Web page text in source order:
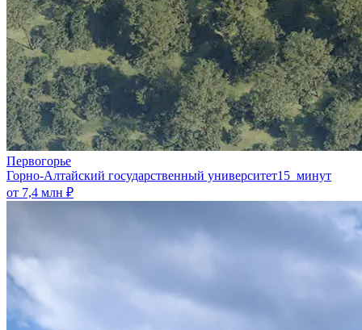
Первогорье
Горно-Алтайский государственный университет15 минут
от 7,4 млн ₽